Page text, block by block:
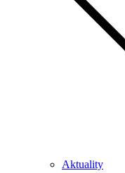
Aktuality